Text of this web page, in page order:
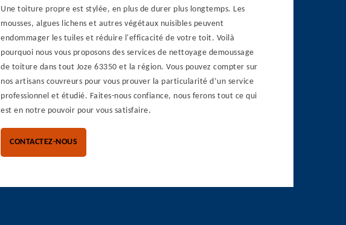
Une toiture propre est stylée, en plus de durer plus longtemps. Les
mousses, algues lichens et autres végétaux nuisibles peuvent
endommager les tuiles et réduire l'efficacité de votre toit. Voilà
pourquoi nous vous proposons des services de nettoyage demoussage
de toiture dans tout Joze 63350 et la région. Vous pouvez compter sur
nos artisans couvreurs pour vous prouver la particularité d’un service
professionnel et étudié. Faites-nous confiance, nous ferons tout ce qui
est en notre pouvoir pour vous satisfaire.
CONTACTEZ-NOUS